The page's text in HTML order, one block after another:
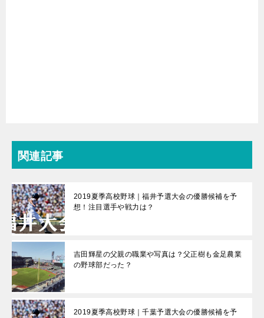
関連記事
2019夏季高校野球｜福井予選大会の優勝候補を予
想！注目選手や戦力は？
吉田輝星の父親の職業や写真は？父正樹も金足農業
の野球部だった？
2019夏季高校野球｜千葉予選大会の優勝候補を予